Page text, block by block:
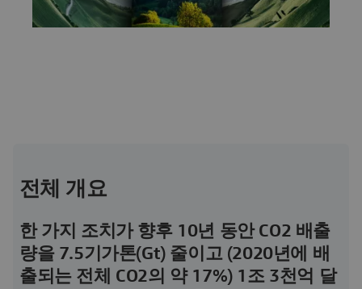
전체 개요
한 가지 조치가 향후 10년 동안 CO2 배출
량을 7.5기가톤(Gt) 줄이고 (2020년에 배
출되는 전체 CO2의 약 17%) 1조 3천억 달